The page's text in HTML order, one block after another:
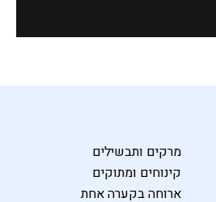
מרקים ותבשילים
קינוחים ומתוקים
ארוחה בקערה אחת